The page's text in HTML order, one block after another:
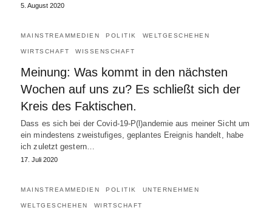
5. August 2020
MAINSTREAMMEDIEN POLITIK WELTGESCHEHEN
WIRTSCHAFT WISSENSCHAFT
Meinung: Was kommt in den nächsten
Wochen auf uns zu? Es schließt sich der
Kreis des Faktischen.
Dass es sich bei der Covid-19-P(l)andemie aus meiner Sicht um
ein mindestens zweistufiges, geplantes Ereignis handelt, habe
ich zuletzt gestern…
17. Juli 2020
MAINSTREAMMEDIEN POLITIK UNTERNEHMEN
WELTGESCHEHEN WIRTSCHAFT